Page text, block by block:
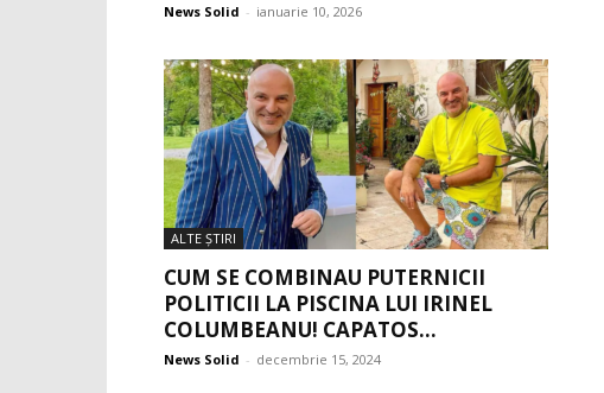
News Solid - ianuarie 10, 2026
ALTE ŞTIRI
CUM SE COMBINAU PUTERNICII
POLITICII LA PISCINA LUI IRINEL
COLUMBEANU! CAPATOS...
News Solid - decembrie 15, 2024